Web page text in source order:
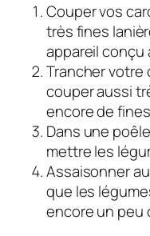
Couper vos
très fines
appareil conçu
Trancher
couper aussi
encore de
Dans une
mettre les
Assaisonner
que les
encore un peu